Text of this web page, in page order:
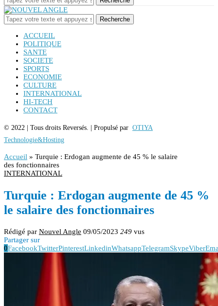
Recherche
ACCUEIL
POLITIQUE
SANTE
SOCIETE
SPORTS
ECONOMIE
CULTURE
INTERNATIONAL
HI-TECH
CONTACT
© 2022 | Tous droits Reversés. | Propulsé par OTIYA
Technologie&Hosting
Accueil » Turquie : Erdogan augmente de 45 % le salaire
des fonctionnaires
INTERNATIONAL
Turquie : Erdogan augmente de 45 %
le salaire des fonctionnaires
Rédigé par Nouvel Angle 09/05/2023 249 vus
Partager sur
0FacebookTwitterPinterestLinkedinWhatsappTelegramSkypeViber